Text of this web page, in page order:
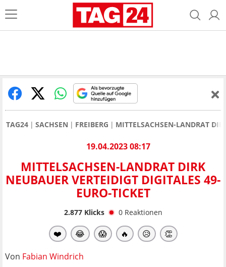
TAG24 SACHSEN FREIBERG MITTELSACHSEN-LANDRAT
19.04.2023 08:17
MITTELSACHSEN-LANDRAT DIRK
NEUBAUER VERTEIDIGT DIGITALES 49-
EURO-TICKET
2.877Klicks 0 Reaktionen
❤️ 😂 😱 🔥 😥 👏
Von Fabian Windrich